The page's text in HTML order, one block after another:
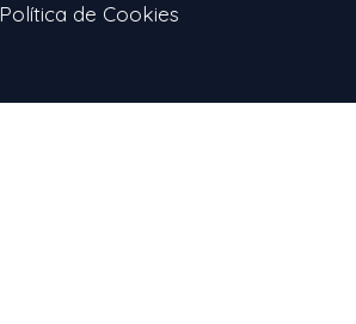
Política de Cookies